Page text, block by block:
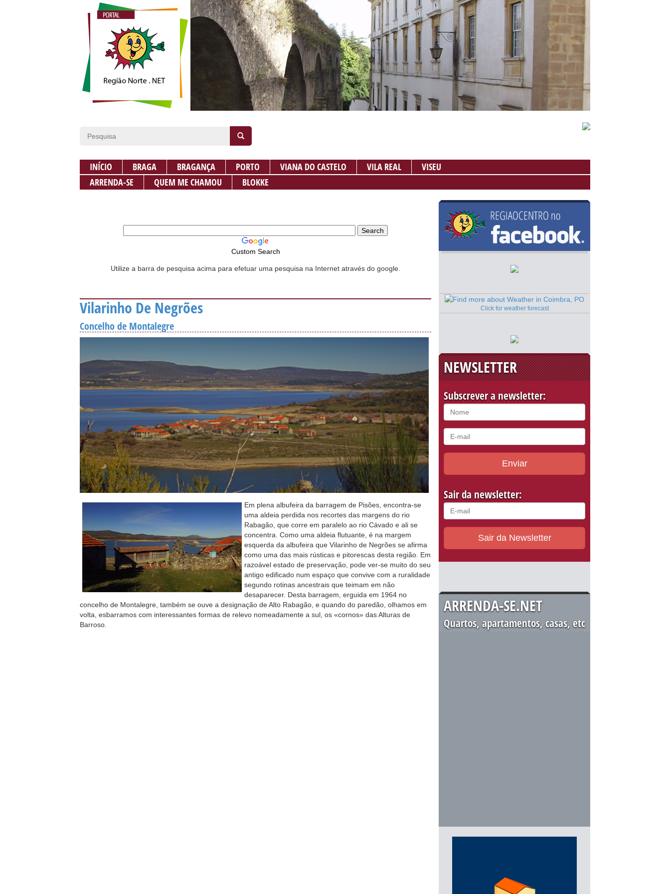
INÍCIO BRAGA BRAGANÇA PORTO VIANA DO CASTELO VILA REAL
VISEU
ARRENDA-SE
QUEM ME CHAMOU BLOKKE
Custom Search
Utilize a barra de pesquisa acima para efetuar uma pesquisa na Internet através do google.
Vilarinho De Negrões
Concelho de Montalegre
Em plena albufeira da barragem de Pisões, encontra-se
uma aldeia perdida nos recortes das margens do rio
Rabagão, que corre em paralelo ao rio Cávado e ali se
concentra. Como uma aldeia flutuante, é na margem
esquerda da albufeira que Vilarinho de Negrões se afirma
como uma das mais rústicas e pitorescas desta região. Em
razoável estado de preservação, pode ver-se muito do seu
antigo edificado num espaço que convive com a ruralidade
segundo rotinas ancestrais que teimam em não
desaparecer. Desta barragem, erguida em 1964 no
concelho de Montalegre, também se ouve a designação de Alto Rabagão, e quando do paredão, olhamos em
volta, esbarramos com interessantes formas de relevo nomeadamente a sul, os «cornos» das Alturas de
Barroso.
Click for weather forecast
NEWSLETTER
Subscrever a newsletter:
Enviar
Sair da newsletter:
Sair da Newsletter
ARRENDA-SE.NET
Quartos, apartamentos, casas, etc